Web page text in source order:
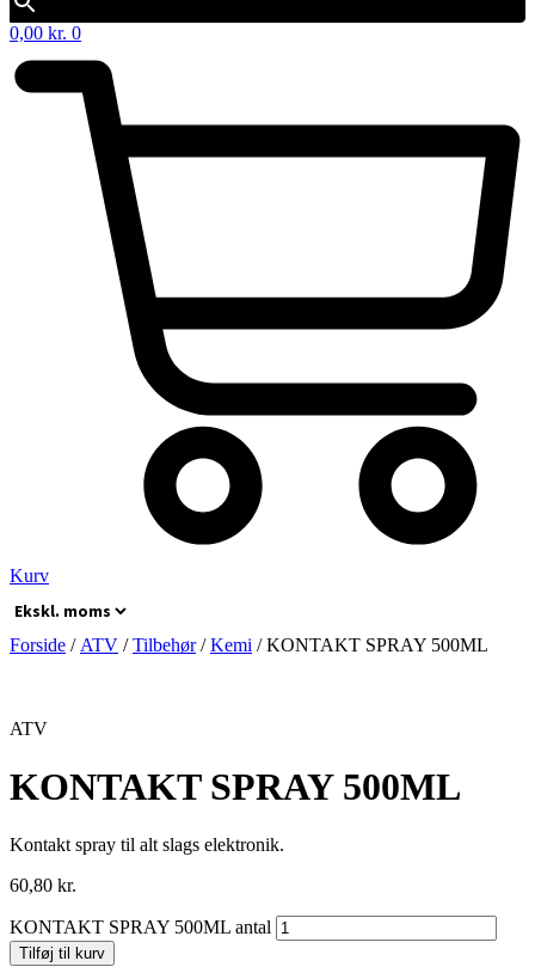
0,00 kr. 0
Kurv
Forside / ATV /Tilbehør/Kemi / KONTAKT SPRAY 500ML
ATV
KONTAKT SPRAY 500ML
Kontakt spray til alt slags elektronik.
60,80 kr.
KONTAKT SPRAY 500ML antal
Tilføj til kurv